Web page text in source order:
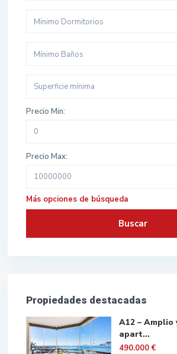
Mínimo Dormitorios
Mínimo Baños
Precio Min:
Precio Max:
Más opciones de búsqueda
Buscar
Propiedades destacadas
A12 – Amplio
apart...
490.000 €